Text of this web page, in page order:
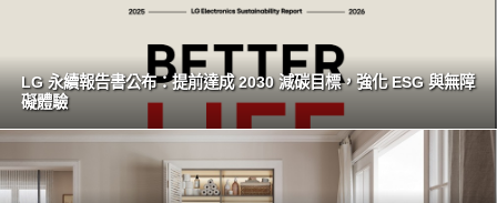
LG 永續報告書公布：提前達成 2030 減碳目標，強化 ESG 與無障
礙體驗